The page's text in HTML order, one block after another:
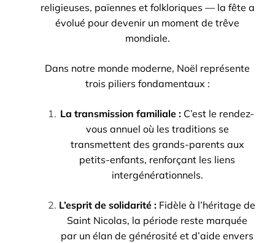
religieuses, païennes et folkloriques — la fête a
évolué pour devenir un moment de trêve
mondiale.
Dans notre monde moderne, Noël représente
trois piliers fondamentaux :
La transmission familiale : C’est le rendez-
vous annuel où les traditions se
transmettent des grands-parents aux
petits-enfants, renforçant les liens
intergénérationnels.
L’esprit de solidarité : Fidèle à l’héritage de
Saint Nicolas, la période reste marquée
par un élan de générosité et d’aide envers